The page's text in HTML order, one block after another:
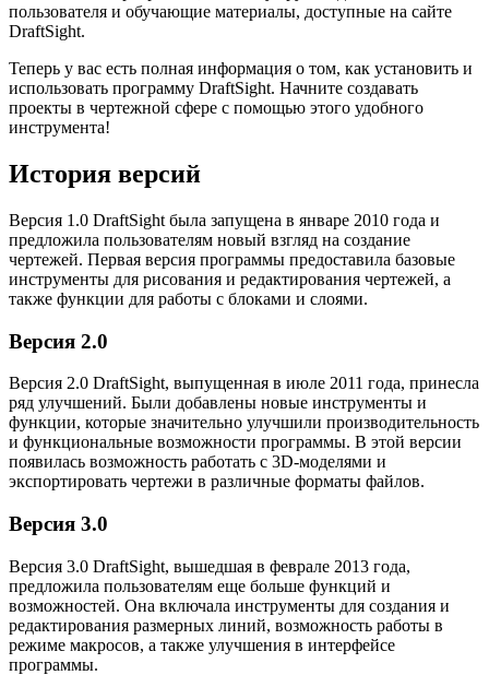
пользователя и обучающие материалы, доступные на сайте
DraftSight.
Теперь у вас есть полная информация о том, как установить и
использовать программу DraftSight. Начните создавать
проекты в чертежной сфере с помощью этого удобного
инструмента!
История версий
Версия 1.0 DraftSight была запущена в январе 2010 года и
предложила пользователям новый взгляд на создание
чертежей. Первая версия программы предоставила базовые
инструменты для рисования и редактирования чертежей, а
также функции для работы с блоками и слоями.
Версия 2.0
Версия 2.0 DraftSight, выпущенная в июле 2011 года, принесла
ряд улучшений. Были добавлены новые инструменты и
функции, которые значительно улучшили производительность
и функциональные возможности программы. В этой версии
появилась возможность работать с 3D-моделями и
экспортировать чертежи в различные форматы файлов.
Версия 3.0
Версия 3.0 DraftSight, вышедшая в феврале 2013 года,
предложила пользователям еще больше функций и
возможностей. Она включала инструменты для создания и
редактирования размерных линий, возможность работы в
режиме макросов, а также улучшения в интерфейсе
программы.